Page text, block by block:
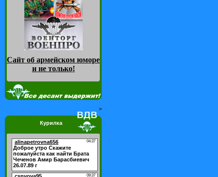
Сайт об армейском юморе
и не только!
>
Курилка